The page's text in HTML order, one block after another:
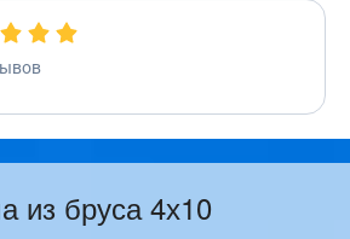
из бруса 4х10